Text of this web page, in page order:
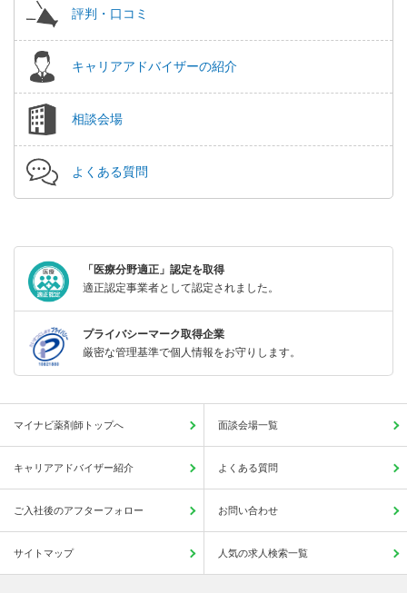
評判・口コミ
キャリアアドバイザーの紹介
相談会場
よくある質問
「医療分野適正」認定を取得
適正認定事業者として認定されました。
プライバシーマーク取得企業
厳密な管理基準で個人情報をお守りします。
マイナビ薬剤師トップへ 面談会場一覧
キャリアアドバイザー紹介 よくある質問
ご入社後のアフターフォロー お問い合わせ
サイトマップ 人気の求人検索一覧